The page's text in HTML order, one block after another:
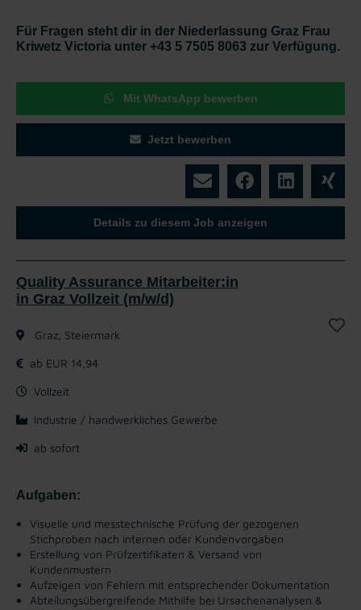
Für Fragen steht dir in der Niederlassung Graz Frau
Kriwetz Victoria unter +43 5 7505 8063 zur Verfügung.
Mit WhatsApp bewerben
Jetzt bewerben
Details zu diesem Job anzeigen
Quality Assurance Mitarbeiter:in
in Graz Vollzeit (m/w/d)
Graz, Steiermark
ab EUR 14,94
Vollzeit
Industrie / handwerkliches Gewerbe
ab sofort
Aufgaben:
Visuelle und messtechnische Prüfung der gezogenen
Stichproben nach internen oder Kundenvorgaben
Erstellung von Prüfzertifikaten & Versand von
Kundenmustern
Aufzeigen von Fehlern mit entsprechender Dokumentation
Abteilungsübergreifende Mithilfe bei Ursachenanalysen &